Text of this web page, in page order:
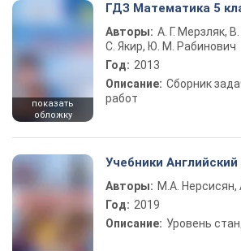
показать
обложку
ГДЗ Математика 5
Авторы: А. Г. Мерзляк,
С. Якир, Ю. М. Рабинович
Год: 2013
Описание: Сборник
работ
Учебники
Авторы: М.А. Нерсисян,
Год: 2019
Описание: Уровень